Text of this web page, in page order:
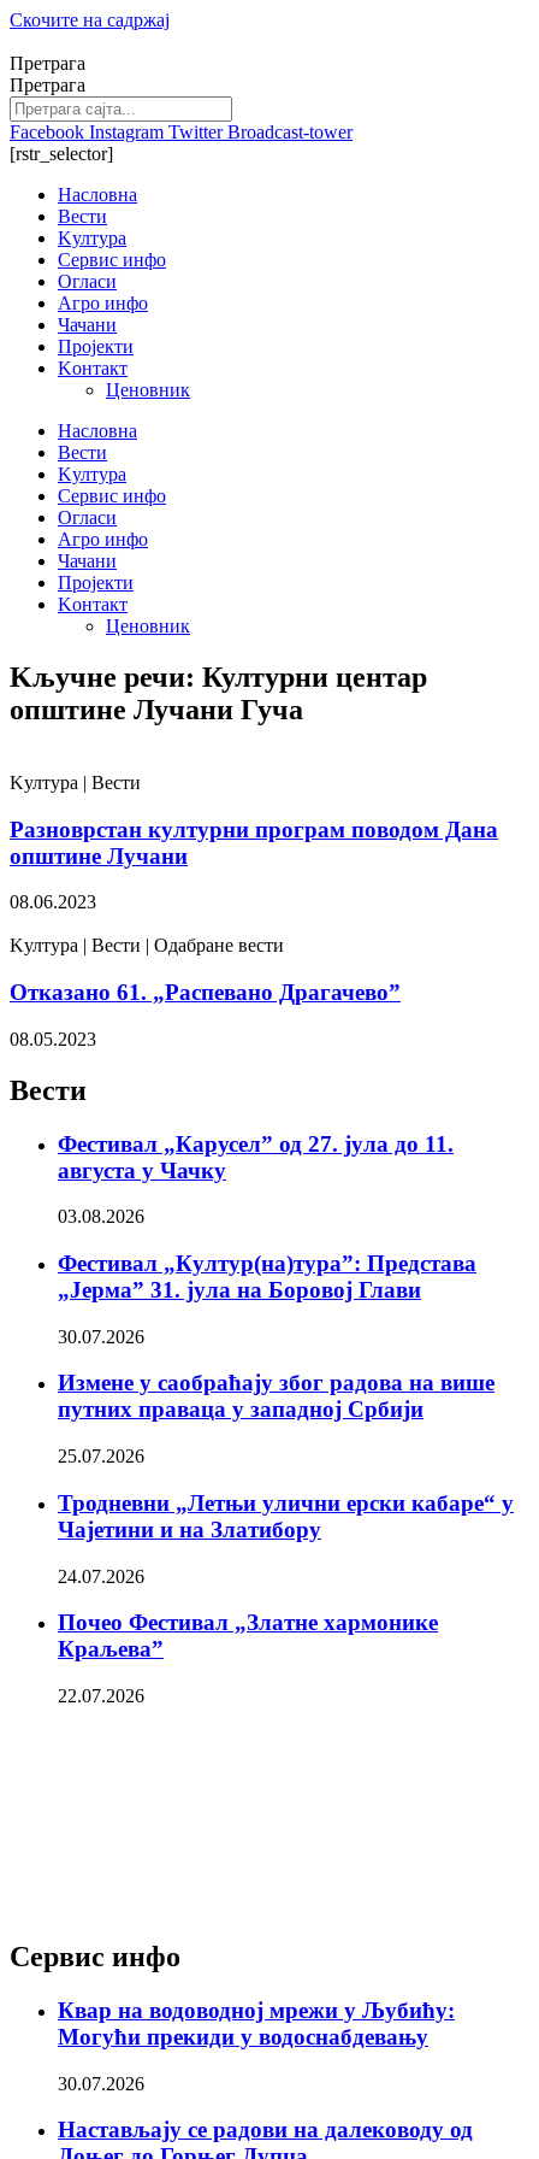
Скочите на садржај
Претрага
Претрага
Facebook Instagram Twitter Broadcast-tower
[rstr_selector]
Насловна
Вести
Kултура
Сервис инфо
Огласи
Агро инфо
Чачани
Пројекти
Kонтакт
Ценовник
Насловна
Вести
Kултура
Сервис инфо
Огласи
Агро инфо
Чачани
Пројекти
Kонтакт
Ценовник
Kључне речи: Културни центар
општине Лучани Гуча
Kултура | Вести
Разноврстан културни програм поводом Дана
општине Лучани
08.06.2023
Kултура | Вести | Одабране вести
Отказано 61. „Распевано Драгачево”
08.05.2023
Вести
Фестивал „Карусел” од 27. јула до 11.
августа у Чачку
03.08.2026
Фестивал „Култур(на)тура”: Представа
„Јерма” 31. јула на Боровој Глави
30.07.2026
Измене у саобраћају због радова на више
путних праваца у западној Србији
25.07.2026
Тродневни „Летњи улични ерски кабаре“ у
Чајетини и на Златибору
24.07.2026
Почео Фестивал „Златне хармонике
Краљева”
22.07.2026
Сервис инфо
Квар на водоводној мрежи у Љубићу:
Могући прекиди у водоснабдевању
30.07.2026
Настављају се радови на далеководу од